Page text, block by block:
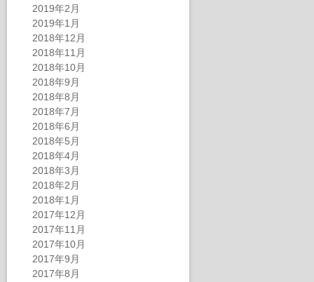
2019年2月
2019年1月
2018年12月
2018年11月
2018年10月
2018年9月
2018年8月
2018年7月
2018年6月
2018年5月
2018年4月
2018年3月
2018年2月
2018年1月
2017年12月
2017年11月
2017年10月
2017年9月
2017年8月